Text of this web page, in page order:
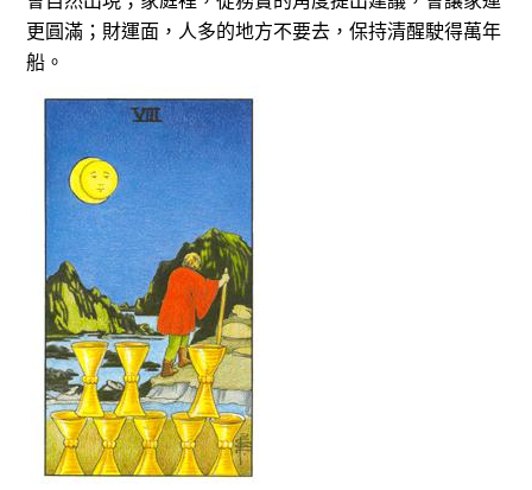
更圓滿；財運面，人多的地方不要去，保持清醒駛得萬年
船。